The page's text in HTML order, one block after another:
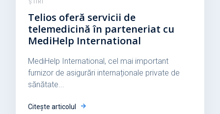
ȘTIRI
Telios oferă servicii de
telemedicină în parteneriat cu
MediHelp International
MediHelp International , cel mai important
furnizor de asigurări internaționale private de
sănătate...
Citește articolul